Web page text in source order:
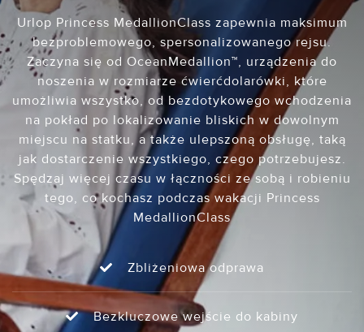
Urlop Princess MedallionClass zapewnia maksimum
bezproblemowego, spersonalizowanego rejsu.
Zaczyna się od OceanMedallion™, urządzenia do
noszenia w rozmiarze ćwierćdolarówki, które
umożliwia wszystko, od bezdotykowego wchodzenia
na pokład po lokalizowanie bliskich w dowolnym
miejscu na statku, a także ulepszoną obsługę, taką
jak dostarczenie wszystkiego, czego potrzebujesz.
Spędzaj więcej czasu w łączności ze sobą i robieniu
tego, co kochasz podczas wakacji Princess
MedallionClass
Zbliżeniowa odprawa
Bezkluczowe wejście do kabiny